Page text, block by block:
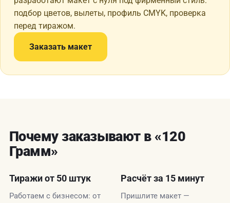
подбор цветов, вылеты, профиль CMYK, проверка
перед тиражом.
Заказать макет
Почему заказывают в «120
Грамм»
Тиражи от 50 штук
Работаем с бизнесом: от
Расчёт за 15 минут
Пришлите макет —